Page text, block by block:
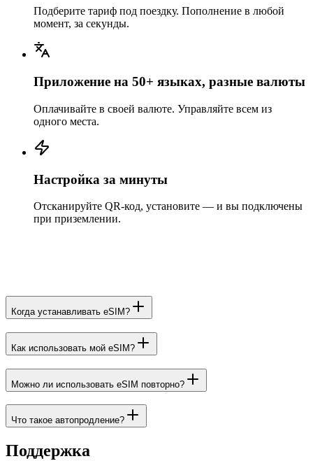
Подберите тариф под поездку. Пополнение в любой
момент, за секунды.
Приложение на 50+ языках, разные валюты
Оплачивайте в своей валюте. Управляйте всем из
одного места.
Настройка за минуты
Отсканируйте QR-код, установите — и вы подключены
при приземлении.
Когда устанавливать eSIM?
Как использовать мой eSIM?
Можно ли использовать eSIM повторно?
Что такое автопродление?
Поддержка